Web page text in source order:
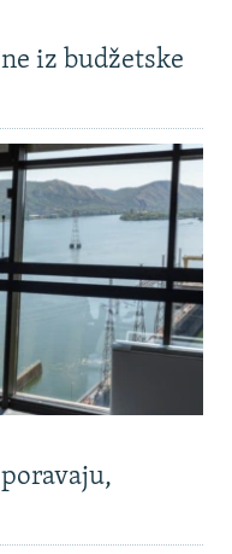
iz budžetske